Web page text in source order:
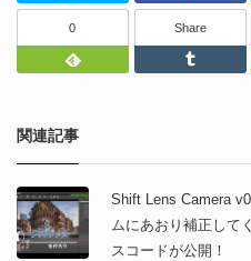
0
Feedly
Share
関連記事
Shift Lens Camera
ムにあおり補正して
スコードが公開！